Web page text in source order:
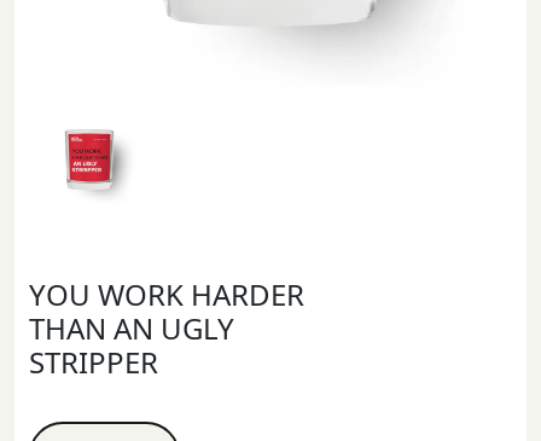
YOU WORK HARDER
THAN AN UGLY
STRIPPER